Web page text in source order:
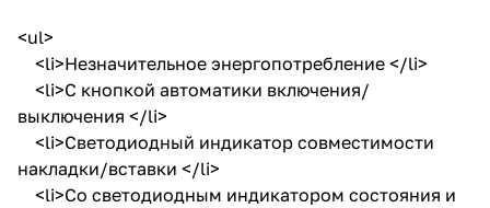
<ul>
<li>Незначительное энергопотребление </li>
<li>С кнопкой автоматики включения/
выключения </li>
<li>Светодиодный индикатор совместимости
накладки/вставки </li>
<li>Со светодиодным индикатором состояния и